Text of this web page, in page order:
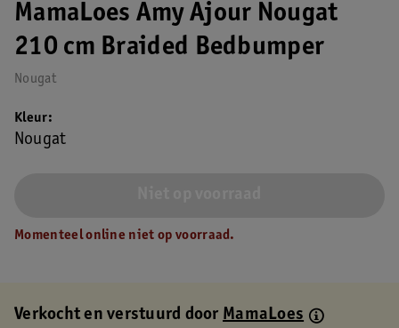
MamaLoes Amy Ajour Nougat
210 cm Braided Bedbumper
Nougat
Kleur
Nougat
Momenteel online niet op voorraad.
Verkocht en verstuurd doorMamaLoes